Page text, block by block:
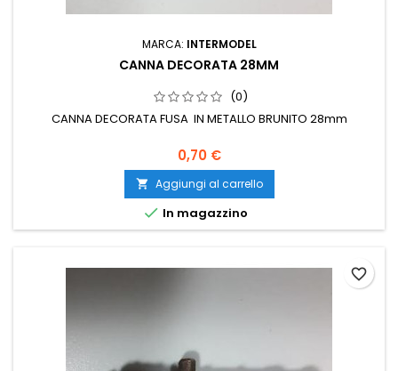
MARCA: INTERMODEL
CANNA DECORATA 28MM
(0)
CANNA DECORATA FUSA IN METALLO BRUNITO 28mm
0,70 €
 Aggiungi al carrello
 In magazzino
favorite_border